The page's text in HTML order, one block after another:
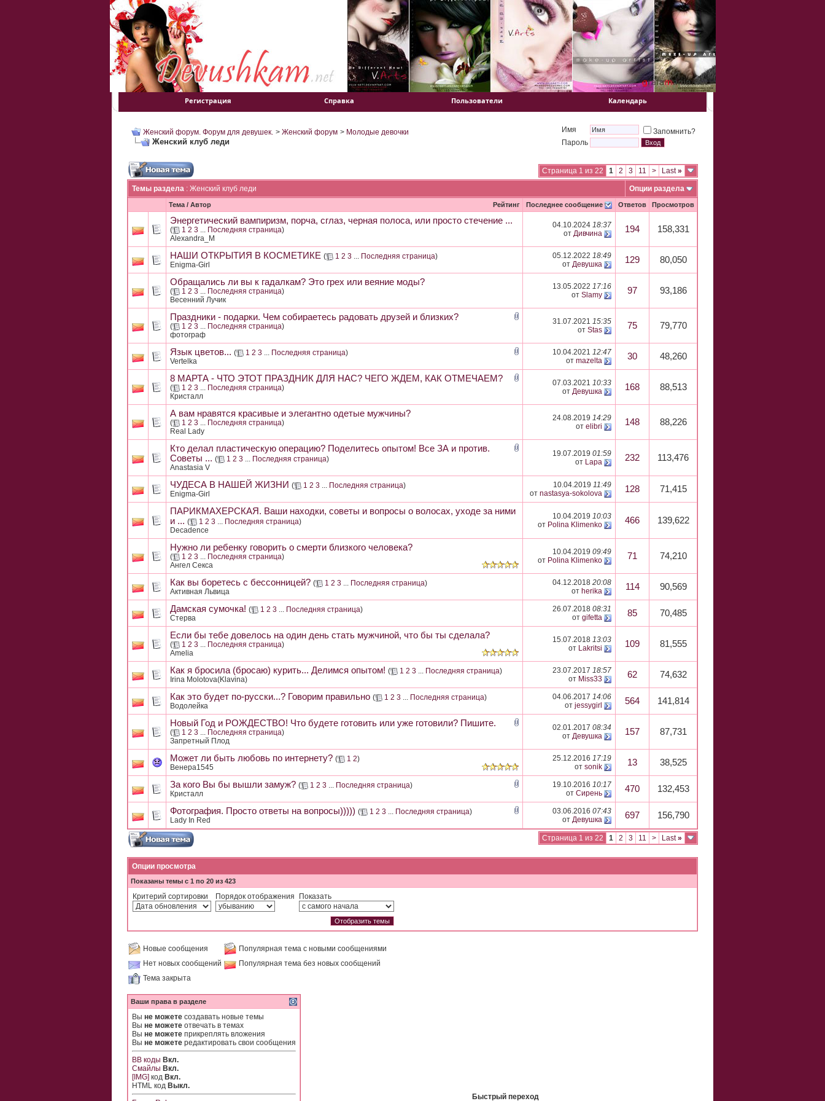
Регистрация Справка Пользователи Календарь
Женский форум. Форум для девушек. > Женский форум > Молодые девочки
Женский клуб леди
Имя
Запомнить?
Пароль
Страница 1 из 22 1 2 3 11 > Last»
Темы раздела : Женский клуб леди Опции раздела
Рейтинг
Тема / Автор Последнее сообщение Ответов Просмотров
Энергетический вампиризм, порча, сглаз, черная полоса, или просто стечение ...
( 1 2 3 ... Последняя страница)
Alexandra_M
04.10.2024 18:37
от Дивчина 194 158,331
НАШИ ОТКРЫТИЯ В КОСМЕТИКЕ ( 1 2 3 ... Последняя страница)
Enigma-Girl
05.12.2022 18:49
от Девушка 129 80,050
Обращались ли вы к гадалкам? Это грех или веяние моды?
( 1 2 3 ... Последняя страница)
Весенний Лучик
13.05.2022 17:16
от Slamy 97 93,186
Праздники - подарки. Чем собираетесь радовать друзей и близких?
( 1 2 3 ... Последняя страница)
фотограф
31.07.2021 15:35
от Stas 75 79,770
Язык цветов... ( 1 2 3 ... Последняя страница)
Vertelka
10.04.2021 12:47
от mazelta 30 48,260
8 МАРТА - ЧТО ЭТОТ ПРАЗДНИК ДЛЯ НАС? ЧЕГО ЖДЕМ, КАК ОТМЕЧАЕМ?
( 1 2 3 ... Последняя страница)
Кристалл
07.03.2021 10:33
от Девушка 168 88,513
А вам нравятся красивые и элегантно одетые мужчины?
( 1 2 3 ... Последняя страница)
Real Lady
24.08.2019 14:29
от elibri 148 88,226
Кто делал пластическую операцию? Поделитесь опытом! Все ЗА и против.
Советы ... ( 1 2 3 ... Последняя страница)
Anastasia V
19.07.2019 01:59
от Lapa 232 113,476
ЧУДЕСА В НАШЕЙ ЖИЗНИ ( 1 2 3 ... Последняя страница)
Enigma-Girl
10.04.2019 11:49
от nastasya-sokolova 128 71,415
ПАРИКМАХЕРСКАЯ. Ваши находки, советы и вопросы о волосах, уходе за ними
и ... ( 1 2 3 ... Последняя страница)
Decadence
10.04.2019 10:03
от Polina Klimenko 466 139,622
Нужно ли ребенку говорить о смерти близкого человека?
( 1 2 3 ... Последняя страница)
Ангел Секса
10.04.2019 09:49
от Polina Klimenko 71 74,210
Как вы боретесь с бессонницей? ( 1 2 3 ... Последняя страница)
Активная Львица
04.12.2018 20:08
от herika 114 90,569
Дамская сумочка! ( 1 2 3 ... Последняя страница)
Стерва
26.07.2018 08:31
от gifetta 85 70,485
Если бы тебе довелось на один день стать мужчиной, что бы ты сделала?
( 1 2 3 ... Последняя страница)
Amelia
15.07.2018 13:03
от Lakritsi 109 81,555
Как я бросила (бросаю) курить... Делимся опытом! ( 1 2 3 ... Последняя страница)
Irina Molotova(Klavina)
23.07.2017 18:57
от Miss33 62 74,632
Как это будет по-русски...? Говорим правильно ( 1 2 3 ... Последняя страница)
Водолейка
04.06.2017 14:06
от jessygirl 564 141,814
Новый Год и РОЖДЕСТВО! Что будете готовить или уже готовили? Пишите.
( 1 2 3 ... Последняя страница)
Запретный Плод
02.01.2017 08:34
от Девушка 157 87,731
Может ли быть любовь по интернету? ( 1 2)
Венера1545
25.12.2016 17:19
от sonik 13 38,525
За кого Вы бы вышли замуж? ( 1 2 3 ... Последняя страница)
Кристалл
19.10.2016 10:17
от Сирень 470 132,453
Фотография. Просто ответы на вопросы))))) ( 1 2 3 ... Последняя страница)
Lady In Red
03.06.2016 07:43
от Девушка 697 156,790
Страница 1 из 22 1 2 3 11 > Last»
Опции просмотра
Показаны темы с 1 по 20 из 423
Критерий сортировки Порядок отображения Показать
Новые сообщения
Популярная тема с новыми сообщениями
Нет новых сообщений
Популярная тема без новых сообщений
Тема закрыта
Ваши права в разделе
Вы не можете создавать новые темы
Вы не можете отвечать в темах
Вы не можете прикреплять вложения
Вы не можете редактировать свои сообщения
BB коды Вкл.
Смайлы Вкл.
[IMG] код Вкл.
HTML код Выкл.
Быстрый переход